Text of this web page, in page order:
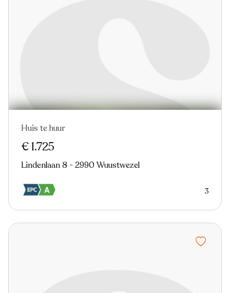
In optie
Huis te huur
€ 1.725
Lindenlaan 8 - 2990 Wuustwezel
3